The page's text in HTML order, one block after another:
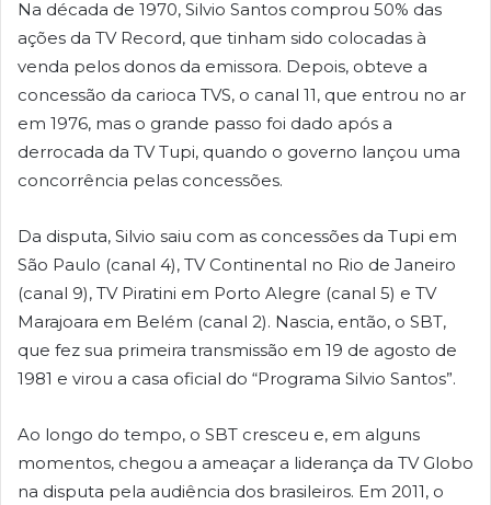
Na década de 1970, Silvio Santos comprou 50% das
ações da TV Record, que tinham sido colocadas à
venda pelos donos da emissora. Depois, obteve a
concessão da carioca TVS, o canal 11, que entrou no ar
em 1976, mas o grande passo foi dado após a
derrocada da TV Tupi, quando o governo lançou uma
concorrência pelas concessões.
Da disputa, Silvio saiu com as concessões da Tupi em
São Paulo (canal 4), TV Continental no Rio de Janeiro
(canal 9), TV Piratini em Porto Alegre (canal 5) e TV
Marajoara em Belém (canal 2). Nascia, então, o SBT,
que fez sua primeira transmissão em 19 de agosto de
1981 e virou a casa oficial do “Programa Silvio Santos”.
Ao longo do tempo, o SBT cresceu e, em alguns
momentos, chegou a ameaçar a liderança da TV Globo
na disputa pela audiência dos brasileiros. Em 2011, o